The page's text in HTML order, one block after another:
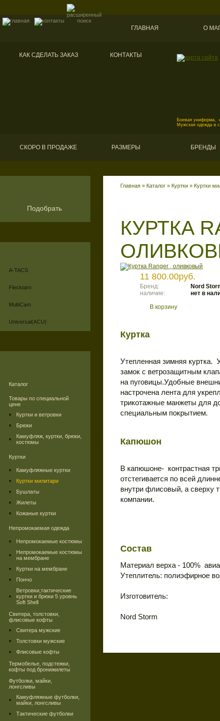
ГЛАВНАЯ О
КАК СДЕЛАТЬ ЗАКАЗ КОНТАКТЫ
Боевая униформа,
Мужская одежда в
СКОРО В ПРОДАЖЕ РАЗМЕРЫ БРЕНДЫ
Подобрать
A-TACS
Flecktarn
MultiCam
Universal(ACU)
Каталог
Товары по специальной
цене
Куртки и ветровки
Брюки
Камуфляж, куртки, брюки,
костюмы
Куртки
Камуфляжные куртки
Куртки милитари
Бушлаты
Жилеты
Кожаные куртки
Непромокаемая одежда
Непромокаемые костюмы
Непромокаемые костюмы
на мембране
Куртки на мембране
Пончо
Ветровки,тактические
куртки и брюки 5 уровнь
Soft Shell
Свитера, толстовки,
флисовые кофты
Свитера мужские
Толстовки мужские
Флисовые кофты
Термобелье, подстежки,
кофты под бронижилеты
Футболки, майки,
лонгсливы
Камуфляжные футболки,
майки, лонгсливы
Тактические футболки
Главная » Каталог » Куртки » Куртки
КУРТКА
11 800.00руб.
Бренд:
Nord
наличие:
нет в
В корзину
Куртка
Утепленная зимняя куртка.
замок с ветрозащитным
на пуговицы.Удобные
настрочена лента для
трикотажные манжеты для
специальным покрытием.
Капюшон
В капюшоне- контрастная
отстегивается по всей
внутри флисовый, а сверху
компании.
Состав
Материал верха - 100%
Утеплитель: полиэфирное
Изготовитель:
Nord Storm